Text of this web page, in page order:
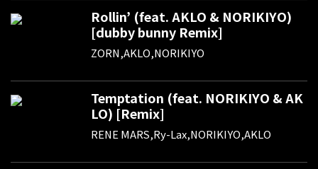
Rollin’ (feat. AKLO & NORIKIYO)
[dubby bunny Remix]
ZORN,AKLO,NORIKIYO
Temptation (feat. NORIKIYO & AK
LO) [Remix]
RENE MARS,Ry-Lax,NORIKIYO,AKLO